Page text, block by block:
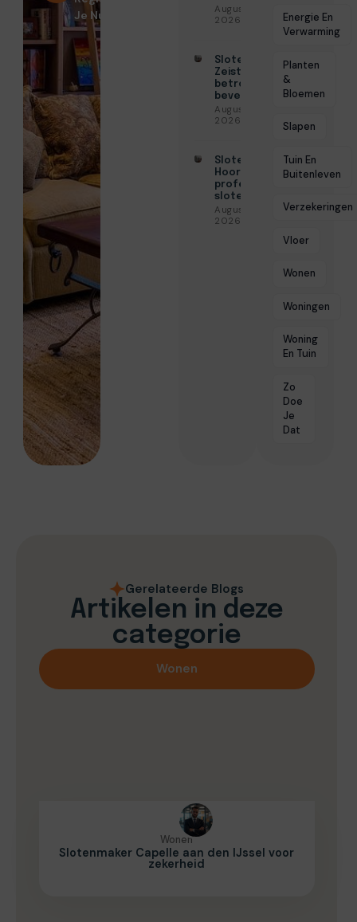
Augustus 3,
2026
Slotenmaker
Zeist voor
betrouwbare
beveiliging
Augustus 3,
2026
Slotenmaker
Hoorn voor
professionele
slotenservice
Augustus 3,
2026
Energie En
Verwarming
Planten
&
Bloemen
Slapen
Tuin En
Buitenleven
Verzekeringen
Vloer
Wonen
Woningen
Woning
En Tuin
Zo
Doe
Je
Dat
Je Nu!
Gerelateerde Blogs
Artikelen in deze
categorie
Wonen
Wonen
Slotenmaker Capelle aan den IJssel voor
zekerheid